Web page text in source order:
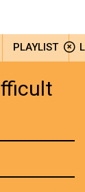
PLAYLIST